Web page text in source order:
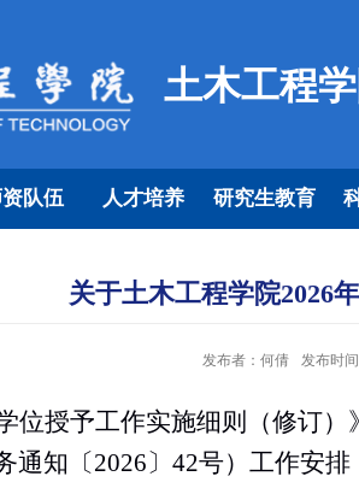
土木工程
队伍 人才培养 研究生教育
关于土木工程学院2026
发布者：何倩 发布时
位授予工作实施细则（修订）
知〔2026〕 42号）工作安排